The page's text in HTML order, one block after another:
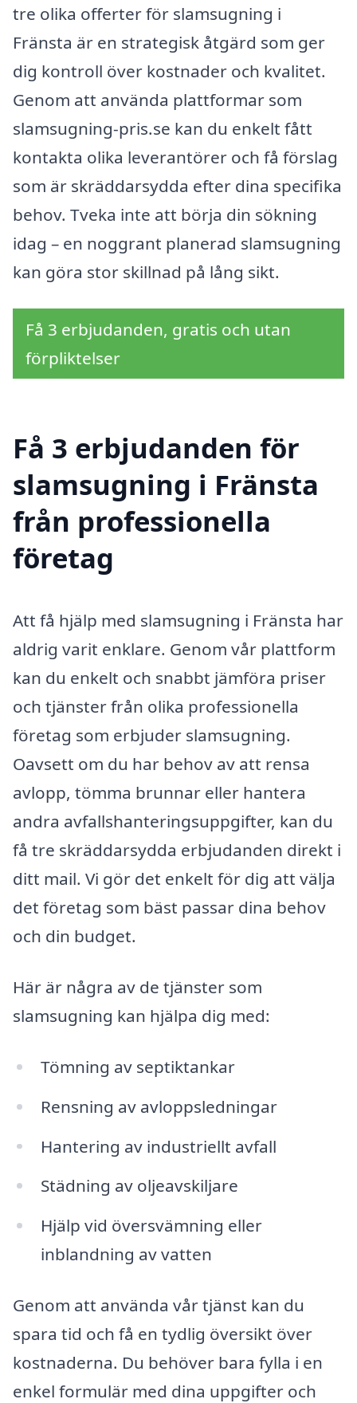
tre olika offerter för slamsugning i
Fränsta är en strategisk åtgärd som ger
dig kontroll över kostnader och kvalitet.
Genom att använda plattformar som
slamsugning-pris.se kan du enkelt fått
kontakta olika leverantörer och få förslag
som är skräddarsydda efter dina specifika
behov. Tveka inte att börja din sökning
idag – en noggrant planerad slamsugning
kan göra stor skillnad på lång sikt.
Få 3 erbjudanden, gratis och utan
förpliktelser
Få 3 erbjudanden för
slamsugning i Fränsta
från professionella
företag
Att få hjälp med slamsugning i Fränsta har
aldrig varit enklare. Genom vår plattform
kan du enkelt och snabbt jämföra priser
och tjänster från olika professionella
företag som erbjuder slamsugning.
Oavsett om du har behov av att rensa
avlopp, tömma brunnar eller hantera
andra avfallshanteringsuppgifter, kan du
få tre skräddarsydda erbjudanden direkt i
ditt mail. Vi gör det enkelt för dig att välja
det företag som bäst passar dina behov
och din budget.
Här är några av de tjänster som
slamsugning kan hjälpa dig med:
Tömning av septiktankar
Rensning av avloppsledningar
Hantering av industriellt avfall
Städning av oljeavskiljare
Hjälp vid översvämning eller
inblandning av vatten
Genom att använda vår tjänst kan du
spara tid och få en tydlig översikt över
kostnaderna. Du behöver bara fylla i en
enkel formulär med dina uppgifter och